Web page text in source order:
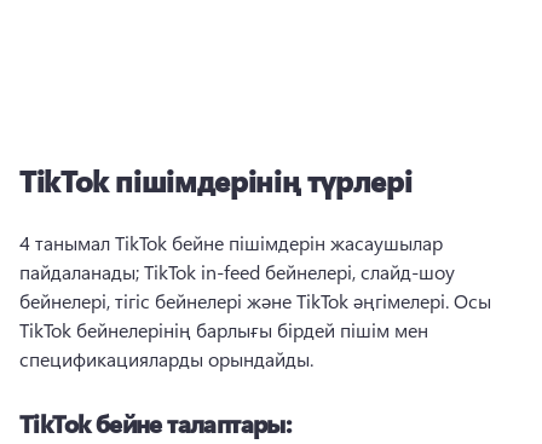
TikTok пішімдерінің түрлері
4 танымал TikTok бейне пішімдерін жасаушылар
пайдаланады; TikTok in-feed бейнелері, слайд-шоу
бейнелері, тігіс бейнелері және TikTok әңгімелері. Осы
TikTok бейнелерінің барлығы бірдей пішім мен
спецификацияларды орындайды.
TikTok бейне талаптары: